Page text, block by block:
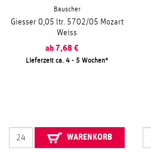
Bauscher
Giesser 0,05 ltr. 5702/05 Mozart
Weiss
ab 7,68 €
Lieferzeit ca. 4 - 5 Wochen
WARENKORB